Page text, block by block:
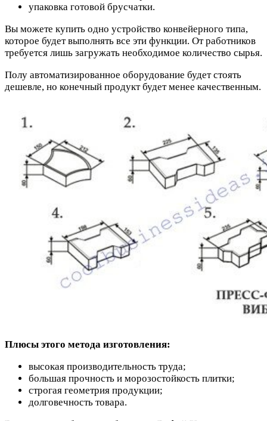
упаковка готовой брусчатки.
Вы можете купить одно устройство конвейерного типа,
которое будет выполнять все эти функции. От работников
требуется лишь загружать необходимое количество сырья.
Полу автоматизированное оборудование будет стоять
дешевле, но конечный продукт будет менее качественным.
Плюсы этого метода изготовления:
высокая производительность труда;
большая прочность и морозостойкость плитки;
строгая геометрия продукции;
долговечность товара.